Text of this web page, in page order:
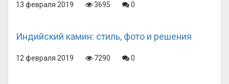
13 февраля 2019 3695 0
Индийский камин: стиль, фото и решения
12 февраля 2019 7290 0